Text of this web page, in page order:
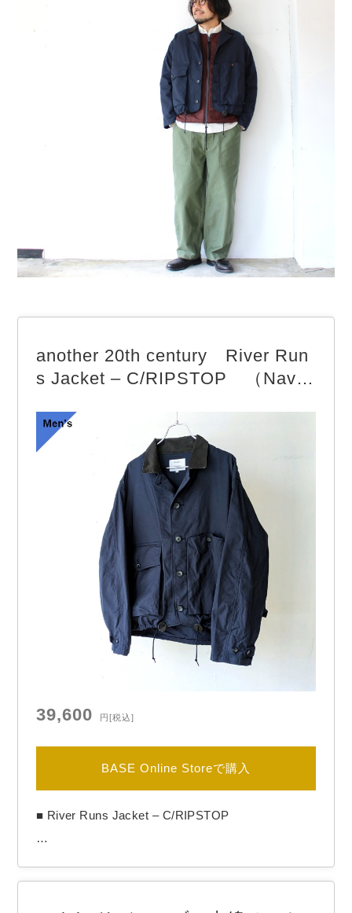
another 20th century River Run
s Jacket – C/RIPSTOP （Nav
39,600 円[税込]
BASE Online Storeで購入
■ River Runs Jacket – C/RIPSTOP